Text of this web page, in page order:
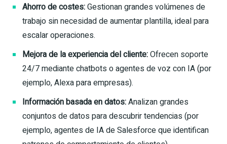
Ahorro de costes:Gestionan grandes volúmenes de
trabajo sin necesidad de aumentar plantilla, ideal para
escalar operaciones.
Mejora de la experiencia del cliente:Ofrecen soporte
24/7 mediante chatbots o agentes de voz con IA (por
ejemplo, Alexa para empresas).
Información basada en datos:Analizan grandes
conjuntos de datos para descubrir tendencias (por
ejemplo, agentes de IA de Salesforce que identifican